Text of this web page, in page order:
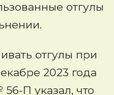
отгулы
отгулы при
2023 года
П указал, что